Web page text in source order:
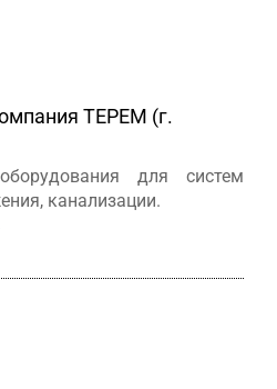
ТЕРЕМ (г.
для систем
канализации.